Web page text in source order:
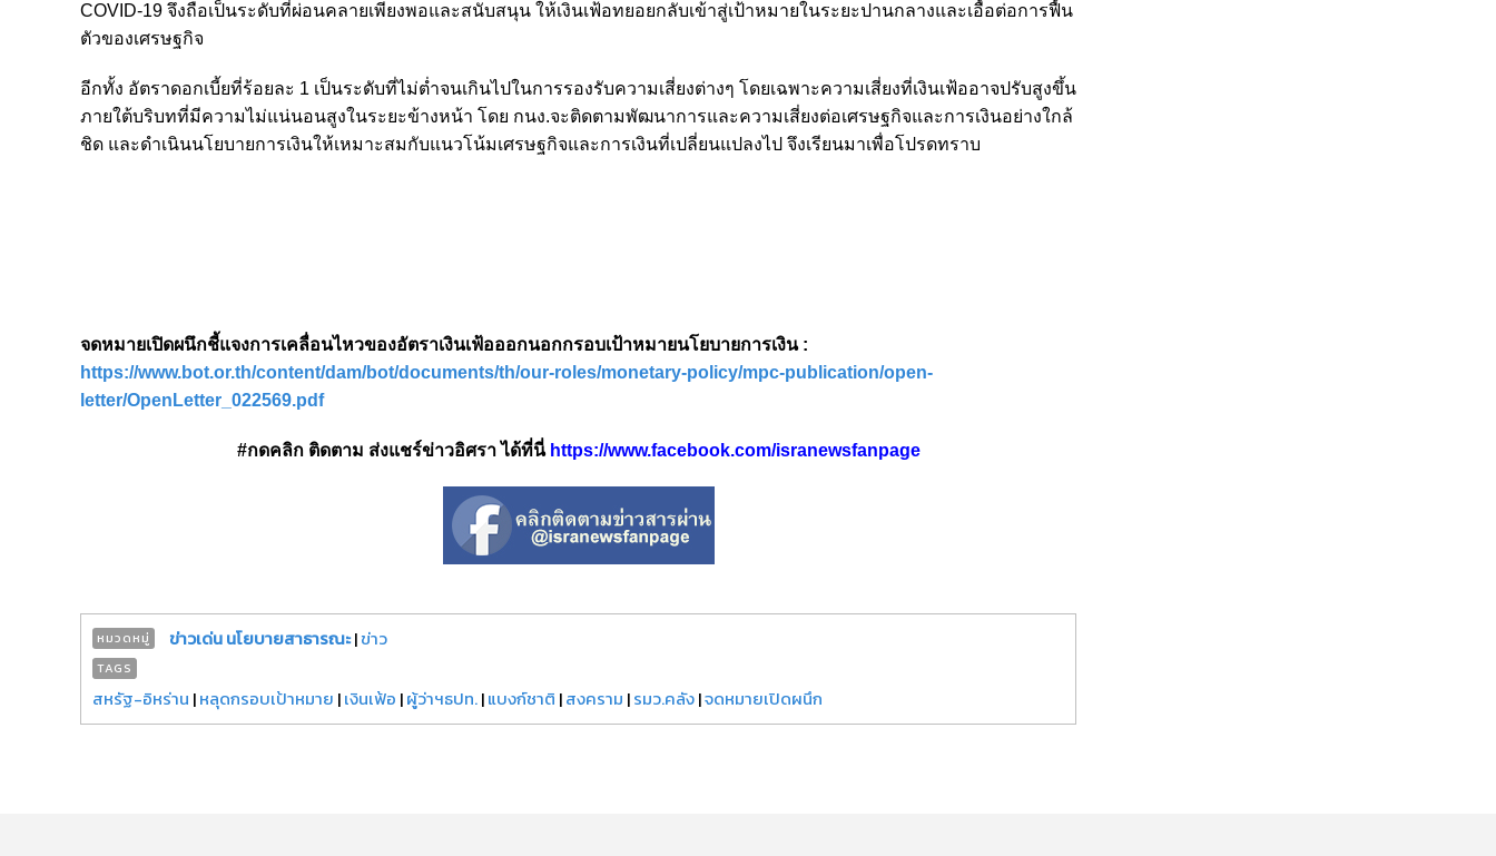
COVID-19 จึงถือเป็นระดับที่ผ่อนคลายเพียงพอและสนับสนุน ให้เงินเฟ้อทยอยกลับเข้าสู่เป้าหมายในระยะปานกลางและเอื้อต่อการฟื้น
ตัวของเศรษฐกิจ
อีกทั้ง อัตราดอกเบี้ยที่ร้อยละ 1 เป็นระดับที่ไม่ต่ำจนเกินไปในการรองรับความเสี่ยงต่างๆ โดยเฉพาะความเสี่ยงที่เงินเฟ้ออาจปรับสูงขึ้น
ภายใต้บริบทที่มีความไม่แน่นอนสูงในระยะข้างหน้า โดย กนง.จะติดตามพัฒนาการและความเสี่ยงต่อเศรษฐกิจและการเงินอย่างใกล้
ชิด และดำเนินนโยบายการเงินให้เหมาะสมกับแนวโน้มเศรษฐกิจและการเงินที่เปลี่ยนแปลงไป จึงเรียนมาเพื่อโปรดทราบ
จดหมายเปิดผนึกชี้แจงการเคลื่อนไหวของอัตราเงินเฟ้อออกนอกกรอบเป้าหมายนโยบายการเงิน :
https://www.bot.or.th/content/dam/bot/documents/th/our-roles/monetary-policy/mpc-publication/open-
letter/OpenLetter_022569.pdf
#กดคลิก ติดตาม ส่งแชร์ข่าวอิศรา ได้ที่นี่ https://www.facebook.com/isranewsfanpage
หมวดหมู่ ข่าวเด่น นโยบายสาธารณะ|ข่าว
TAGS
สหรัฐ-อิหร่าน |หลุดกรอบเป้าหมาย |เงินเฟ้อ |ผู้ว่าฯธปท.|แบงก์ชาติ |สงคราม |รมว.คลัง|จดหมายเปิดผนึก